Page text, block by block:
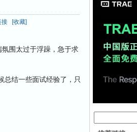
接 [收藏]
围太过于浮躁，急于求
结一些面试经验了，只